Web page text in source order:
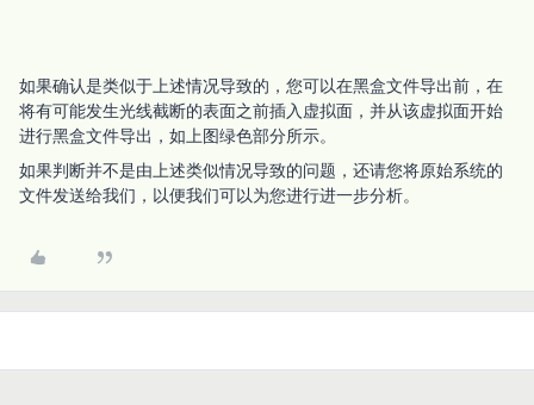
如果确认是类似于上述情况导致的，您可以在黑盒文件导出前，在
将有可能发生光线截断的表面之前插入虚拟面，并从该虚拟面开始
进行黑盒文件导出，如上图绿色部分所示。
如果判断并不是由上述类似情况导致的问题，还请您将原始系统的
文件发送给我们，以便我们可以为您进行进一步分析。